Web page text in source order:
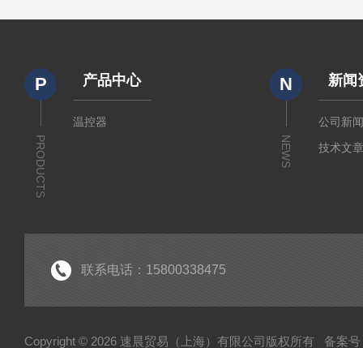
P
PRODUCTS
产品中心
温控器
N
NEWS
新闻
公司新
技术文
联系电话：15800338475
Copyright © 2026 速晨贸易（上海）有限公司版权所有 备案号